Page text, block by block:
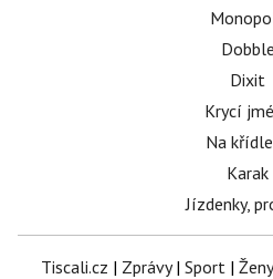
Dobble
Dixit
Krycí
Na
Karak
Jízdenky,
Tiscali.cz | Zprávy| Sport | Ženy